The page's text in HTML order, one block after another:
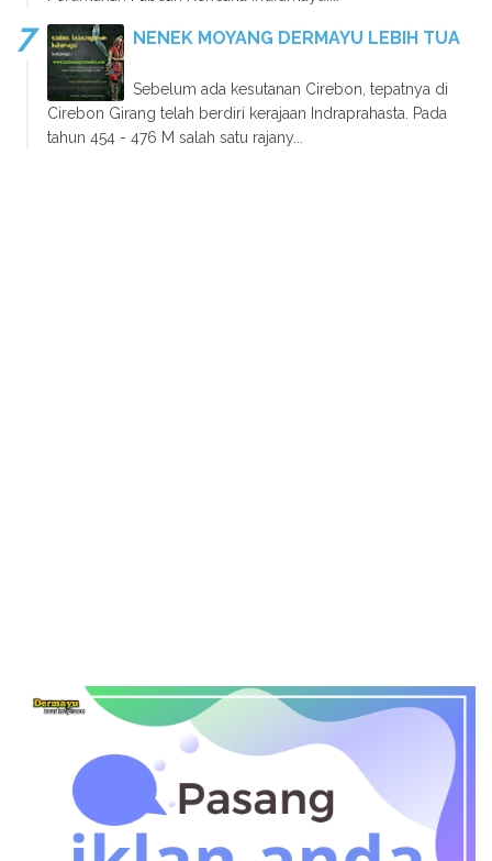
NENEK MOYANG DERMAYU LEBIH TUA
Sebelum ada kesutanan Cirebon, tepatnya di
Cirebon Girang telah berdiri kerajaan Indraprahasta. Pada
tahun 454 - 476 M salah satu rajany...